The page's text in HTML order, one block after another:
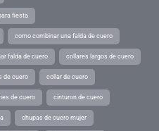
fiesta
como combinar una falda de cuero
falda de cuero collares largos de cuero
de cuero collar de cuero
de cuero cinturon de cuero
chupas de cuero mujer